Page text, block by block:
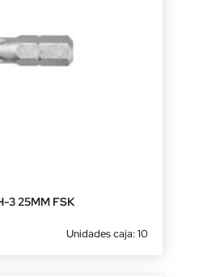
3 25MM FSK
Unidades caja: 10